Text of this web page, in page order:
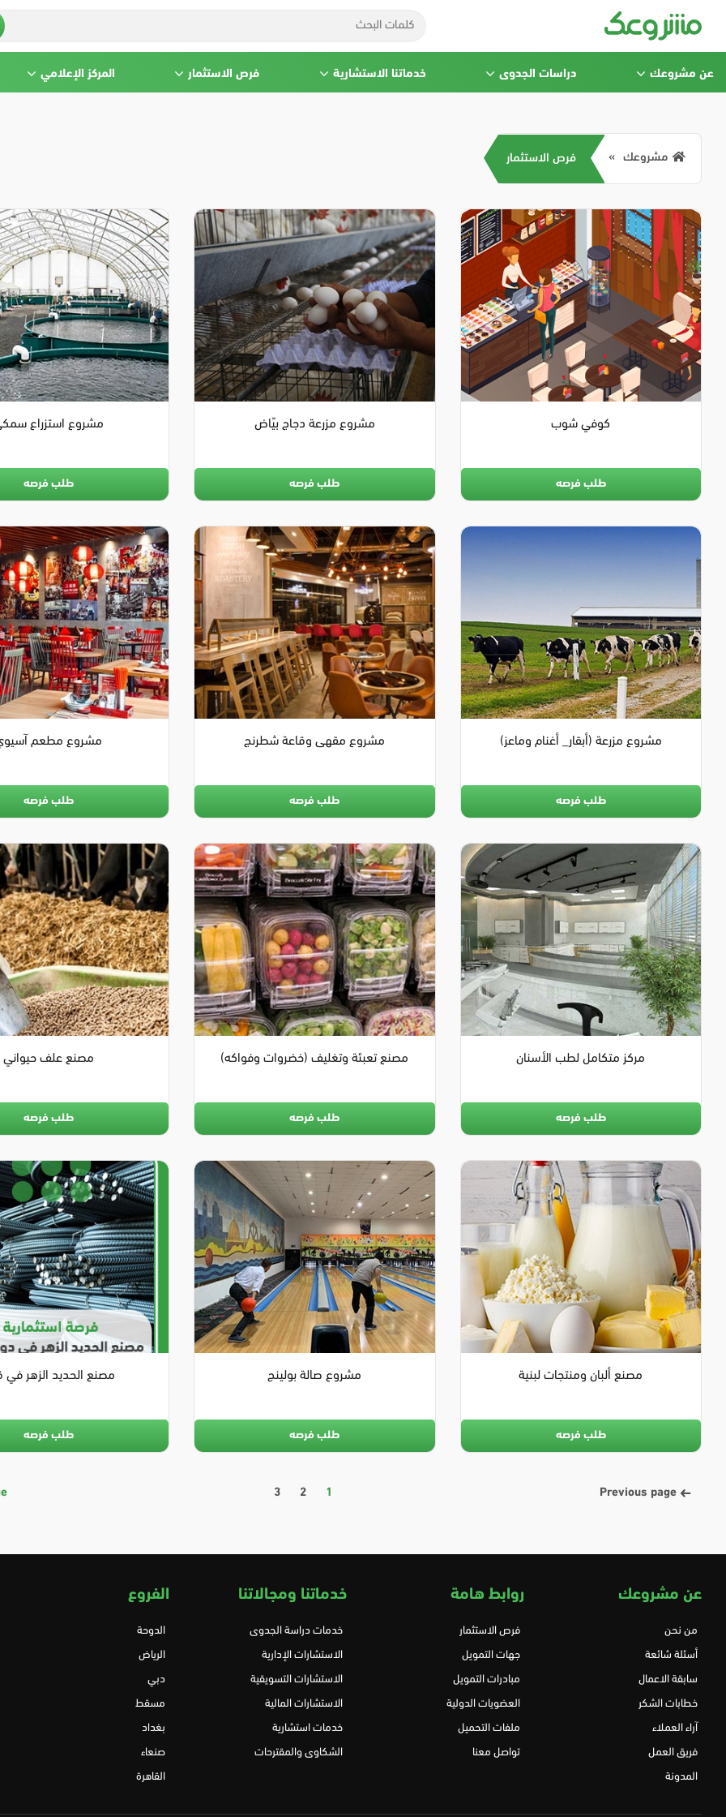
عن مشروعك دراسات الجدوى خدماتنا الاستشارية فرص الاستثمار المركز الإعلامي
مشروعك فرص الاستثمار
كوفي شوب
طلب فرصه
مشروع مزرعة دجاج بيّاض
طلب فرصه
مشروع استزراع
طلب فرصه
مشروع مزرعة (أبقار_ أغنام وماعز)
طلب فرصه
مشروع مقهى وقاعة شطرنج
طلب فرصه
مشروع مطعم
طلب فرصه
مركز متكامل لطب الأسنان
طلب فرصه
مصنع تعبئة وتغليف (خضروات وفواكه)
طلب فرصه
مصنع علف حيواني
طلب فرصه
مصنع ألبان ومنتجات لبنية
طلب فرصه
مشروع صالة بولينج
طلب فرصه
مصنع الحديد الزهر في
طلب فرصه
1
2
3
عن مشروعك
من نحن
أسئلة شائعة
سابقة الاعمال
خطابات الشكر
آراء العملاء
فريق العمل
المدونة
روابط هامة
فرص الاستثمار
جهات التمويل
مبادرات التمويل
العضويات الدولية
ملفات التحميل
تواصل معنا
خدماتنا ومجالاتنا
خدمات دراسة الجدوى
الاستشارات الإدارية
الاستشارات التسويقية
الاستشارات المالية
خدمات استشارية
الشكاوى والمقترحات
الفروع
الدوحة
الرياض
دبي
مسقط
بغداد
صنعاء
القاهرة